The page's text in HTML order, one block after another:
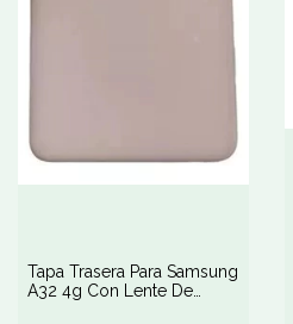
Tapa Trasera Para Samsung
A32 4g Con Lente De